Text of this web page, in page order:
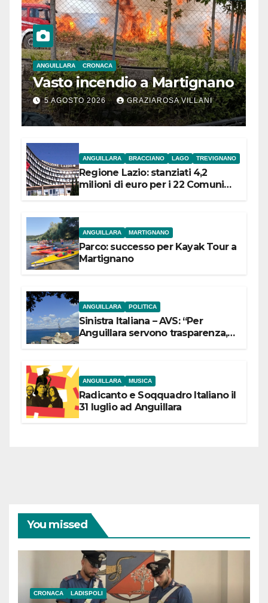
ANGUILLARA CRONACA
Vasto incendio a Martignano
5 AGOSTO 2026 GRAZIAROSA VILLANI
ANGUILLARA BRACCIANO LAGO TREVIGNANO
Regione Lazio: stanziati 4,2
milioni di euro per i 22 Comuni
ANGUILLARA MARTIGNANO
Parco: successo per Kayak Tour a
Martignano
ANGUILLARA POLITICA
Sinistra Italiana – AVS: “Per
Anguillara servono trasparenza,
ANGUILLARA MUSICA
Radicanto e Soqquadro Italiano il
31 luglio ad Anguillara
You missed
CRONACA LADISPOLI